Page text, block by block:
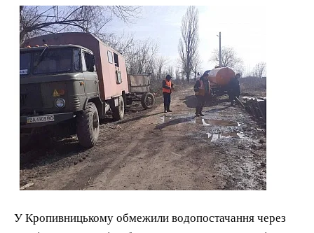
У Кропивницькому обмежили водопостачання через